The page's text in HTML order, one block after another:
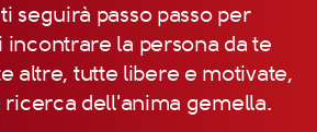
seguirà passo passo per
la persona da te
altre, tutte libere e motivate,
ricerca dell'anima gemella.